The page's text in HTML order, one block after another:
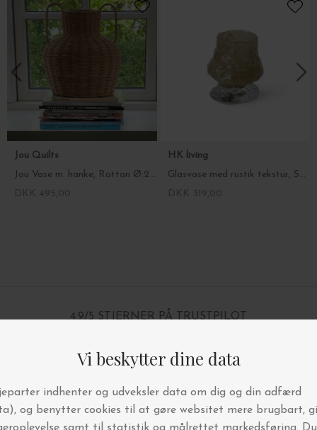
Jou Quilts
Jou Vase m. hanke, Rattan Ø:25*30
HK living
Glasvase med rustik tekstur, Sage
4.9/5 STJERNER PÅ TRUSTPILOT